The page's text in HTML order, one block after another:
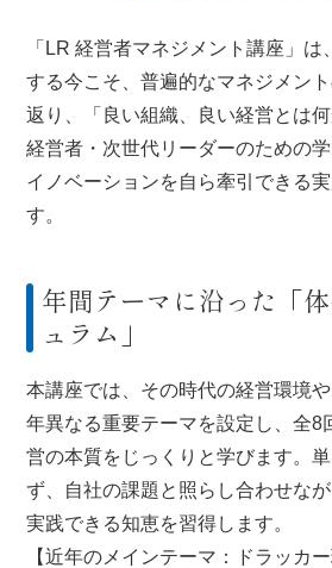
「LR 経営者マネジメント講座」
する今こそ、普遍的なマネジメン
返り、「良い組織、良い経営とは
経営者・次世代リーダーのための
イノベーションを自ら牽引できる
す。
年間テーマに沿った「
ュラム」
本講座では、その時代の経営環境
年異なる重要テーマを設定し、全8
営の本質をじっくりと学びます。
ず、自社の課題と照らし合わせな
実践できる知恵を習得します。
【近年のメインテーマ：ドラッカ